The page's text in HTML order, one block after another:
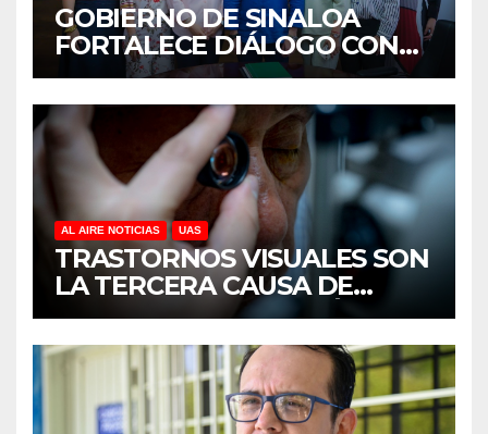
GOBIERNO DE SINALOA
FORTALECE DIÁLOGO CON
MUJERES EMPRESARIAS DE
CULIACÁN
AL AIRE NOTICIAS UAS
TRASTORNOS VISUALES SON
LA TERCERA CAUSA DE
DISCAPACIDAD EN MÉXICO,
REVELA ESTUDIO DEL
CIDOCS DE LA UAS